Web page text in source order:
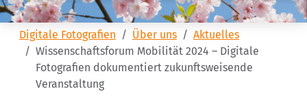
Digitale Fotografien Über uns
Aktuelles
Wissenschaftsforum Mobilität 2024 – Digitale
Fotografien dokumentiert zukunftsweisende
Veranstaltung